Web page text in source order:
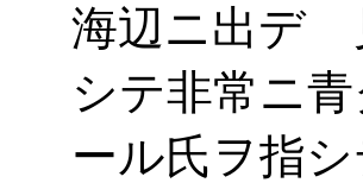
海辺ニ出デ
シテ非常ニ
ール氏ヲ指